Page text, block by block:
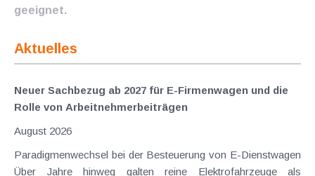
geeignet.
Aktuelles
Neuer Sachbezug ab 2027 für E-Firmenwagen und die
Rolle von Arbeitnehmer​­beiträgen
August 2026
Paradigmenwechsel bei der Besteuerung von E-Dienstwagen
Über Jahre hinweg galten reine Elektrofahrzeuge als